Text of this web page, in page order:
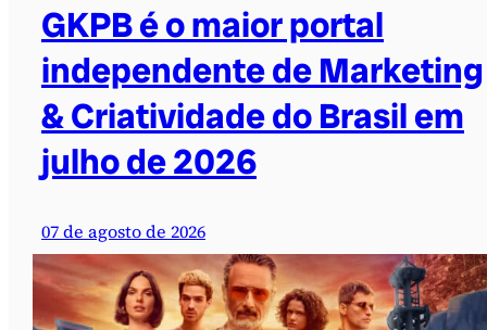
GKPB é o maior portal
independente de Marketing
& Criatividade do Brasil em
julho de 2026
07 de agosto de 2026